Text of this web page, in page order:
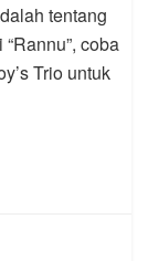
tentang
coba
Trio untuk